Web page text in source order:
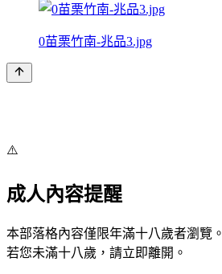
0苗栗竹南-兆品3.jpg
⚠️
成人內容提醒
本部落格內容僅限年滿十八歲者瀏覽。
若您未滿十八歲，請立即離開。